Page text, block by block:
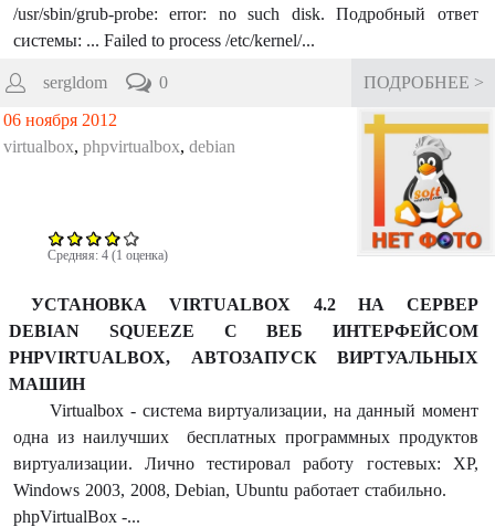
/usr/sbin/grub-probe: error: no such disk. Подробный ответ
системы: ... Failed to process /etc/kernel/...
sergldom ПОДРОБНЕЕ >
0
06 ноября 2012
virtualbox, phpvirtualbox, debian
Средняя: 4 (1 оценка)
УСТАНОВКА VIRTUALBOX 4.2 НА СЕРВЕР
DEBIAN SQUEEZE С ВЕБ ИНТЕРФЕЙСОМ
PHPVIRTUALBOX, АВТОЗАПУСК ВИРТУАЛЬНЫХ
МАШИН
Virtualbox - система виртуализации, на данный момент
одна из наилучших бесплатных программных продуктов
виртуализации. Лично тестировал работу гостевых: XP,
Windows 2003, 2008, Debian, Ubuntu работает стабильно.
phpVirtualBox -...